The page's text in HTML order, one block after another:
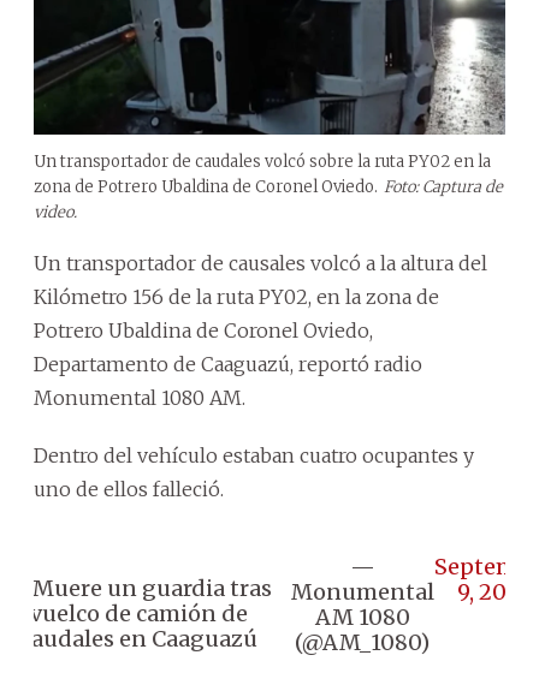
Un transportador de caudales volcó sobre la ruta PY02 en la
zona de Potrero Ubaldina de Coronel Oviedo. Foto: Captura de
video.
Un transportador de causales volcó a la altura del
Kilómetro 156 de la ruta PY02, en la zona de
Potrero Ubaldina de Coronel Oviedo,
Departamento de Caaguazú, reportó radio
Monumental 1080 AM.
Dentro del vehículo estaban cuatro ocupantes y
uno de ellos falleció.
🔸 Muere un guardia tras
vuelco de camión de
caudales en Caaguazú
—
Monumental
AM 1080
(@AM_1080)
9, 2025